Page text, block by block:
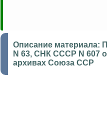
Описание материала:
N 63, СНК СССР N 607
архивах Союза ССР